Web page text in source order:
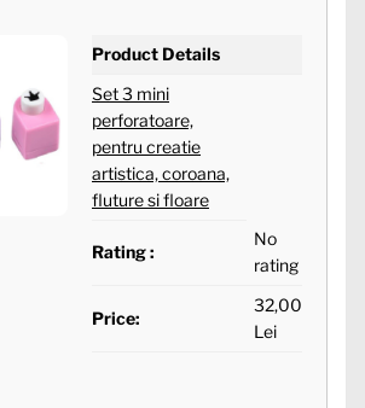
Product Details
Set 3 mini
perforatoare,
pentru creatie
artistica, coroana,
fluture si floare
Rating :
No
rating
Price:
32,00
Lei